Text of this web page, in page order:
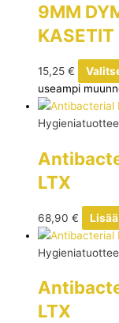
9MM
KASETIT
15,25 €
useampi
LTX
68,90 €
LTX